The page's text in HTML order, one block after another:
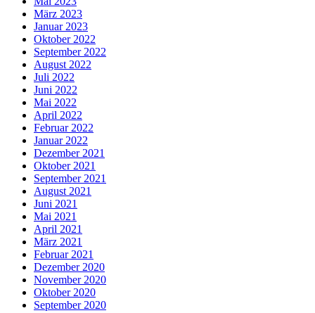
März 2023
Januar 2023
Oktober 2022
September 2022
August 2022
Juli 2022
Juni 2022
Mai 2022
April 2022
Februar 2022
Januar 2022
Dezember 2021
Oktober 2021
September 2021
August 2021
Juni 2021
Mai 2021
April 2021
März 2021
Februar 2021
Dezember 2020
November 2020
Oktober 2020
September 2020